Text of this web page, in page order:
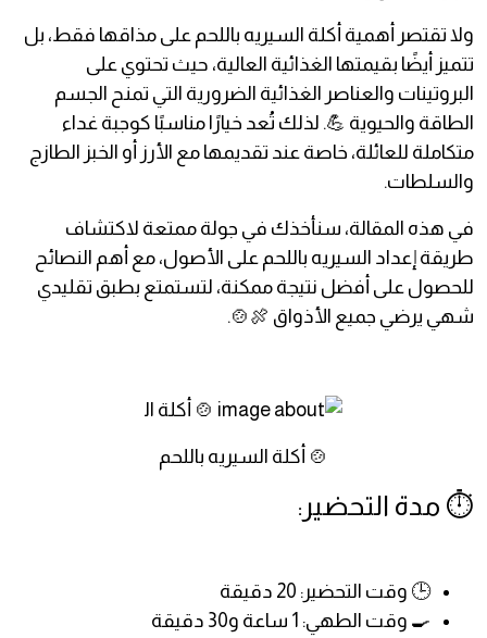
ولا تقتصر أهمية أكلة السيريه باللحم على مذاقها فقط، بل
تتميز أيضًا بقيمتها الغذائية العالية، حيث تحتوي على
البروتينات والعناصر الغذائية الضرورية التي تمنح الجسم
الطاقة والحيوية 💪. لذلك تُعد خيارًا مناسبًا كوجبة غداء
متكاملة للعائلة، خاصة عند تقديمها مع الأرز أو الخبز الطازج
والسلطات.
في هذه المقالة، سنأخذك في جولة ممتعة لاكتشاف
طريقة إعداد السيريه باللحم على الأصول، مع أهم النصائح
للحصول على أفضل نتيجة ممكنة، لتستمتع بطبق تقليدي
شهي يرضي جميع الأذواق 🍖🍲.
🍲 أكلة السيريه باللحم
⏱️ مدة التحضير:
🕒 وقت التحضير: 20 دقيقة
🍳 وقت الطهي: 1 ساعة و30 دقيقة